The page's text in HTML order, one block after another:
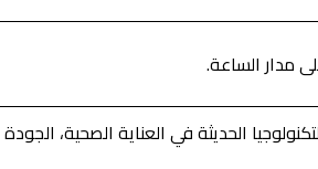
مدار الساعة.
الحديثة في العناية الصحية،